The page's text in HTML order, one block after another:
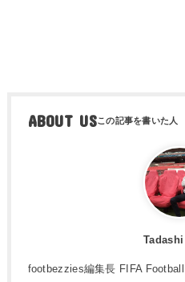
ABOUT US
footbezzies編集長 FIFA